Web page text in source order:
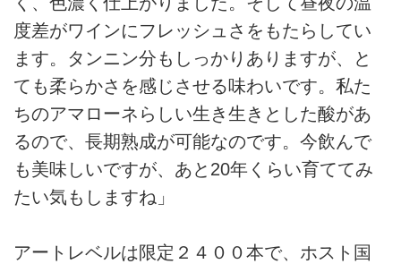
度差がワインにフレッシュさをもたらしてい
ます。タンニン分もしっかりありますが、と
ても柔らかさを感じさせる味わいです。私た
ちのアマローネらしい生き生きとした酸があ
るので、長期熟成が可能なのです。今飲んで
も美味しいですが、あと20年くらい育ててみ
たい気もしますね」
アートレベルは限定２４００本で、ホスト国